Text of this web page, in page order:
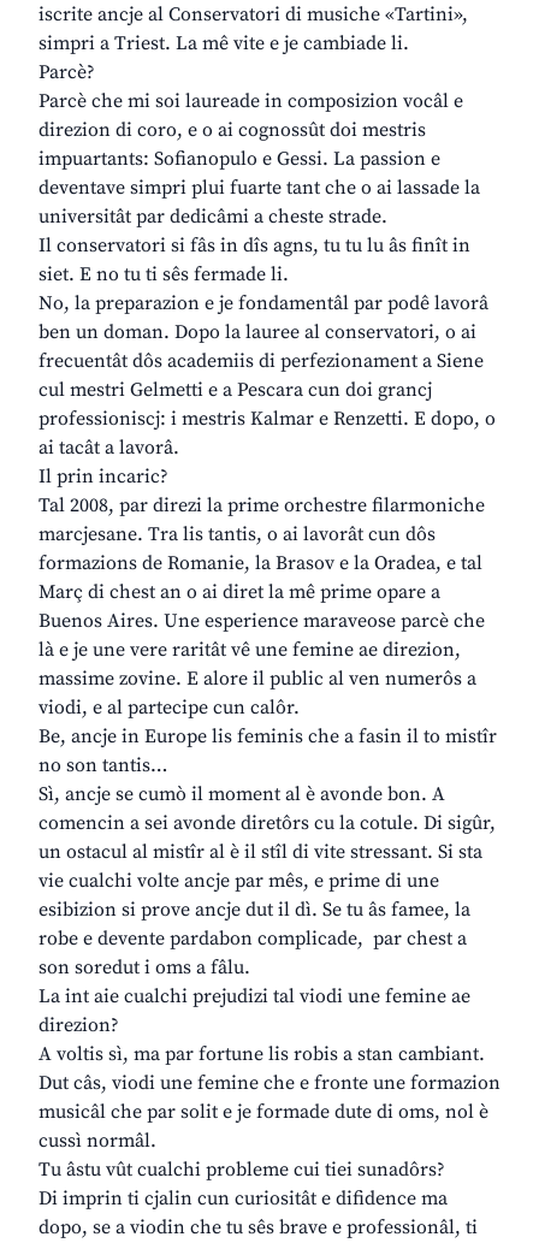
iscrite ancje al Conservatori di musiche «Tartini»,
simpri a Triest. La mê vite e je cambiade li.
Parcè?
Parcè che mi soi laureade in composizion vocâl e
direzion di coro, e o ai cognossût doi mestris
impuartants: Sofianopulo e Gessi. La passion e
deventave simpri plui fuarte tant che o ai lassade la
universitât par dedicâmi a cheste strade.
Il conservatori si fâs in dîs agns, tu tu lu âs finît in
siet. E no tu ti sês fermade li.
No, la preparazion e je fondamentâl par podê lavorâ
ben un doman. Dopo la lauree al conservatori, o ai
frecuentât dôs academiis di perfezionament a Siene
cul mestri Gelmetti e a Pescara cun doi grancj
professioniscj: i mestris Kalmar e Renzetti. E dopo, o
ai tacât a lavorâ.
Il prin incaric?
Tal 2008, par direzi la prime orchestre filarmoniche
marcjesane. Tra lis tantis, o ai lavorât cun dôs
formazions de Romanie, la Brasov e la Oradea, e tal
Març di chest an o ai diret la mê prime opare a
Buenos Aires. Une esperience maraveose parcè che
là e je une vere raritât vê une femine ae direzion,
massime zovine. E alore il public al ven numerôs a
viodi, e al partecipe cun calôr.
Be, ancje in Europe lis feminis che a fasin il to mistîr
no son tantis…
Sì, ancje se cumò il moment al è avonde bon. A
comencin a sei avonde diretôrs cu la cotule. Di sigûr,
un ostacul al mistîr al è il stîl di vite stressant. Si sta
vie cualchi volte ancje par mês, e prime di une
esibizion si prove ancje dut il dì. Se tu âs famee, la
robe e devente pardabon complicade, par chest a
son soredut i oms a fâlu.
La int aie cualchi prejudizi tal viodi une femine ae
direzion?
A voltis sì, ma par fortune lis robis a stan cambiant.
Dut câs, viodi une femine che e fronte une formazion
musicâl che par solit e je formade dute di oms, nol è
cussì normâl.
Tu âstu vût cualchi probleme cui tiei sunadôrs?
Di imprin ti cjalin cun curiositât e difidence ma
dopo, se a viodin che tu sês brave e professionâl, ti